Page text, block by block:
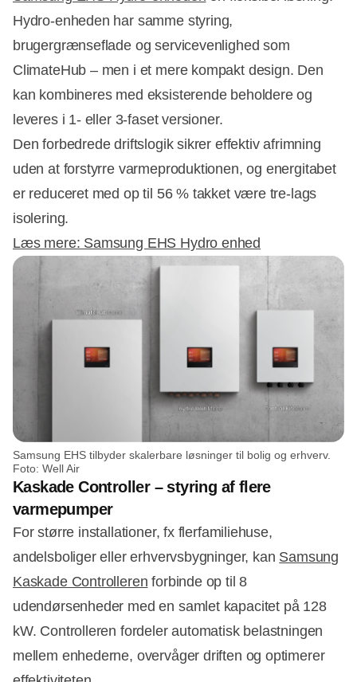
Hydro-enheden har samme styring,
brugergrænseflade og servicevenlighed som
ClimateHub – men i et mere kompakt design. Den
kan kombineres med eksisterende beholdere og
leveres i 1- eller 3-faset versioner.
Den forbedrede driftslogik sikrer effektiv afrimning
uden at forstyrre varmeproduktionen, og energitabet
er reduceret med op til 56 % takket være tre-lags
isolering.
Læs mere: Samsung EHS Hydro enhed
Samsung EHS tilbyder skalerbare løsninger til bolig og erhverv.
Foto: Well Air
Kaskade Controller – styring af flere
varmepumper
For større installationer, fx flerfamiliehuse,
andelsboliger eller erhvervsbygninger, kan Samsung
Kaskade Controlleren forbinde op til 8
udendørsenheder med en samlet kapacitet på 128
kW. Controlleren fordeler automatisk belastningen
mellem enhederne, overvåger driften og optimerer